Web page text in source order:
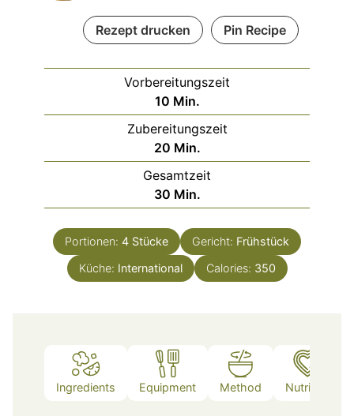
Rezept drucken Pin Recipe
Vorbereitungszeit
10Minuten
Min.
Zubereitungszeit
20Minuten
Min.
Gesamtzeit
30Minuten
Min.
Portionen: 4 Stücke Gericht: Frühstück
Küche: International Calories: 350
Ingredients Equipment Method Nutrition